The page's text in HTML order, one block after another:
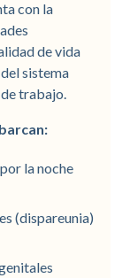
con la
de vida
sistema
trabajo.
la noche
(dispareunia)